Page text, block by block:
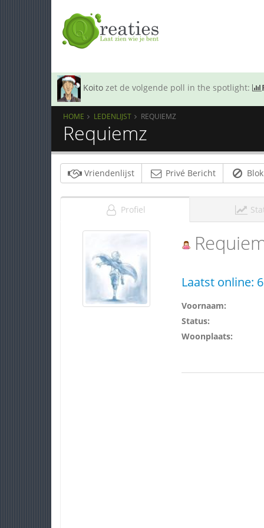
Koito zet de volgende poll in the spotlight:
HOME LEDENLIJST REQUIEMZ
Requiemz
Vriendenlijst Privé Bericht
Profiel
Laatst online:
Voornaam:
Status:
Woonplaats: